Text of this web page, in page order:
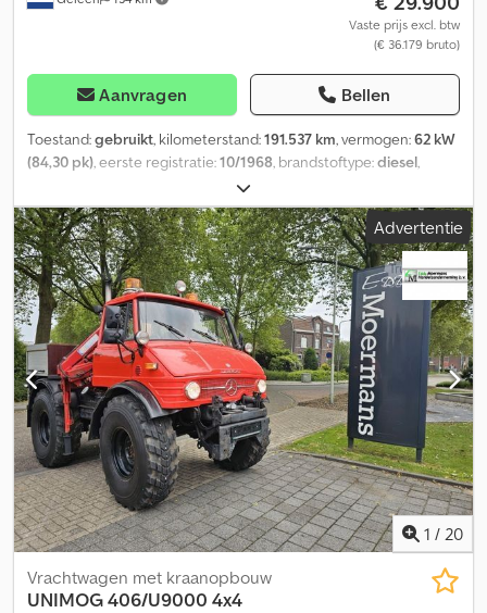
aanbieden:----Inruil van uw oude voertuig * APK/TÜV-keuring *
Volledige exportafhandeling * Bemiddeling bij financieringen *
Aanvragen van exportkenteken * Transport van voertuigen *
Registratie van voertuigen * Bergings- en voertuigtransport ----
UW VTS TEAM
Vaste prijs excl. btw
(€ 36.179 bruto)
Aanvragen Bellen
Toestand:gebruikt, kilometerstand:191.537 km, vermogen:62 kW
(84,30 pk), eerste registratie:10/1968, brandstoftype:diesel,
rood
mechanisch, totale breedte:2.000 mm, totale hoogte:2.850 mm,
Unimog 406/U900 4x4 Motor:6 Cylinder 84 Ps Diesel
Erstzulassung Mechanisches 4 Gang Mit 2 Gruppen Getriebe
Dkodjtrb Iqjpfx Acwsr 191.537 Km. Seriennummer:40612110009837
Reifen:14.00 R20 Ca.90% Radstand:238 Cm. 65 Lt.Tank Spiral
Stahlfederung Totalgewicht:5.800 Kg., Leergewicht:4.800
Kg.Nutzlast:800 Kg. Kran: HMF 353 K2 Baujahr:1989 Capacität:1.85
Mtr.:1.475 Kg.-3.27 Mtr.:840 Kg.-4.52 Mtr.:590 Kg.-5.75 Mtr.:465 Kg.
Hydraulische Seilwinde PTO Mit Öllanschlusse Fuer Kehrbesen
Und Schneepflug 1xAnnhänger und 1x Kugel Kupllung Fahrzeug
Ist In Tadenlosen Zustand Videos Zu sehen Auf Irrtümer /
Schreibfehler und Zwischenverkauf Vorbehalten
Advertentie
1 / 20
Vrachtwagen met kraanopbouw
UNIMOG406/U9000 4x4